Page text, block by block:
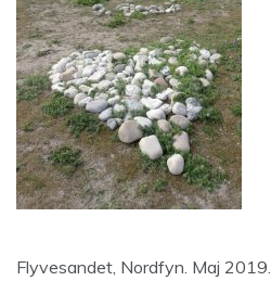
Flyvesandet, Nordfyn. Maj 2019.